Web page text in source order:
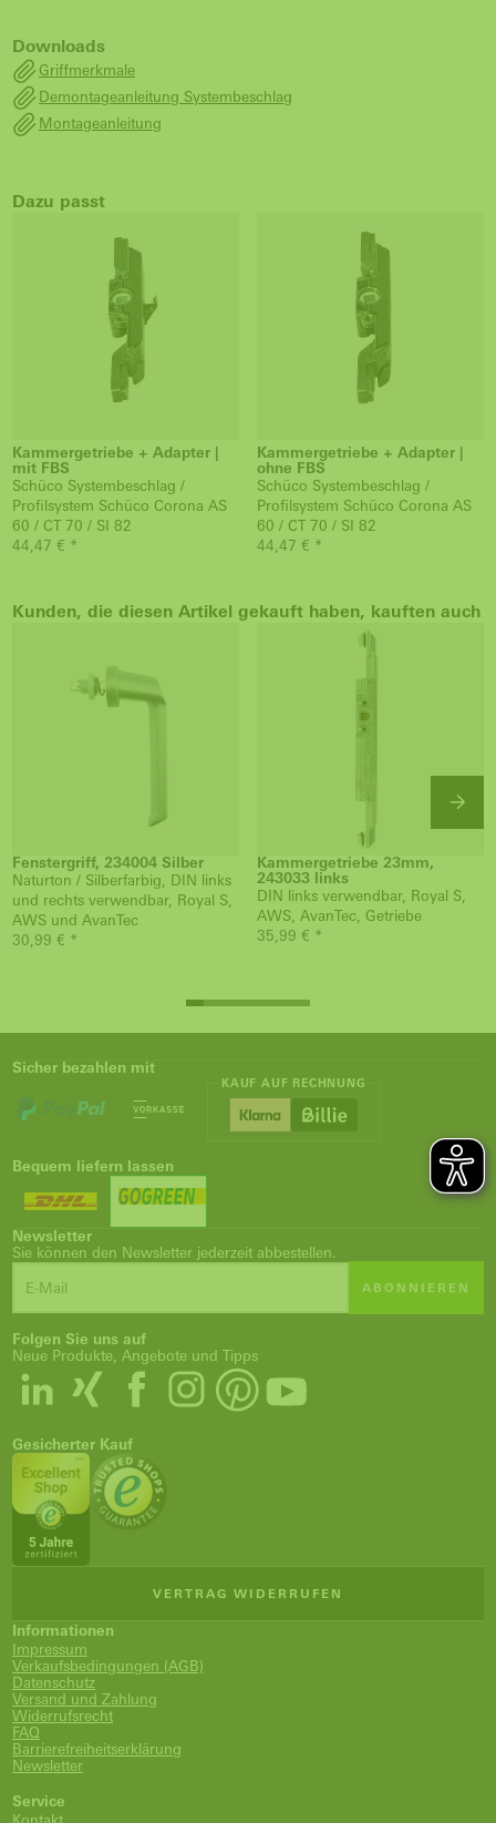
Downloads
Griffmerkmale
Demontageanleitung Systembeschlag
Montageanleitung
Dazu passt
Kammergetriebe + Adapter |
mit FBS
Schüco Systembeschlag /
Profilsystem Schüco Corona AS
60 / CT 70 / SI 82
44,47 € *
Kammergetriebe + Adapter |
ohne FBS
Schüco Systembeschlag /
Profilsystem Schüco Corona AS
60 / CT 70 / SI 82
44,47 € *
Kunden, die diesen Artikel gekauft haben, kauften auch
Fenstergriff, 234004 Silber
Naturton / Silberfarbig, DIN links
und rechts verwendbar, Royal S,
AWS und AvanTec
30,99 € *
Kammergetriebe 23mm,
243033 links
DIN links verwendbar, Royal S,
AWS, AvanTec, Getriebe
35,99 € *
Sicher bezahlen mit
KAUF AUF RECHNUNG
Bequem liefern lassen
Newsletter
Sie können den Newsletter jederzeit abbestellen.
ABONNIEREN
Folgen Sie uns auf
Neue Produkte, Angebote und Tipps
Gesicherter Kauf
VERTRAG WIDERRUFEN
Informationen
Impressum
Verkaufsbedingungen (AGB)
Datenschutz
Versand und Zahlung
Widerrufsrecht
FAQ
Barrierefreiheitserklärung
Newsletter
Service